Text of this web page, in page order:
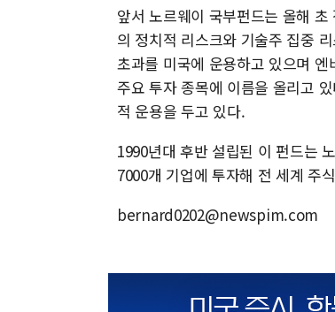
앞서 노르웨이 국부펀드는 올해
의 정치적 리스크와 기술주 집중
초과를 미국에 운용하고 있으며 엔
주요 투자 종목에 이름을 올리고
적 운용을 두고 있다.
1990년대 후반 설립된 이 펀드는
7000개 기업에 투자해 전 세계 주
bernard0202@newspim.com